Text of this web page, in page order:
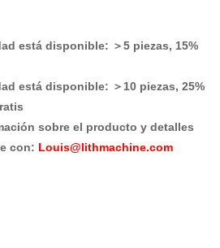
está disponible: ＞5 piezas, 15%
está disponible: ＞10 piezas, 25%
sobre el producto y detalles
con: Louis@lithmachine.com